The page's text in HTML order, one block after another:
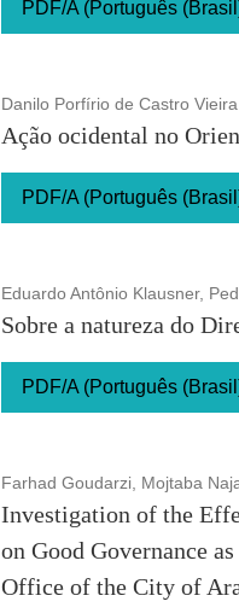
PDF/A (Português
Danilo Porfírio de Castro Vieira
Ação ocidental no
PDF/A (Português
Eduardo Antônio Klausner,
Sobre a natureza do
PDF/A (Português
Farhad Goudarzi, Mojtaba
Investigation of the
on Good Governance
Office of the City of